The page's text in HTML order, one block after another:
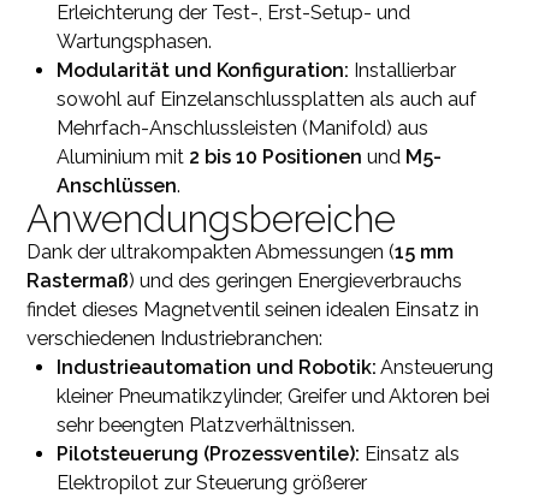
Erleichterung der Test-, Erst-Setup- und
Wartungsphasen.
Modularität und Konfiguration: Installierbar
sowohl auf Einzelanschlussplatten als auch auf
Mehrfach-Anschlussleisten (Manifold) aus
Aluminium mit 2 bis 10 Positionen und M5-
Anschlüssen.
Anwendungsbereiche
Dank der ultrakompakten Abmessungen (15 mm
Rastermaß) und des geringen Energieverbrauchs
findet dieses Magnetventil seinen idealen Einsatz in
verschiedenen Industriebranchen:
Industrieautomation und Robotik: Ansteuerung
kleiner Pneumatikzylinder, Greifer und Aktoren bei
sehr beengten Platzverhältnissen.
Pilotsteuerung (Prozessventile): Einsatz als
Elektropilot zur Steuerung größerer